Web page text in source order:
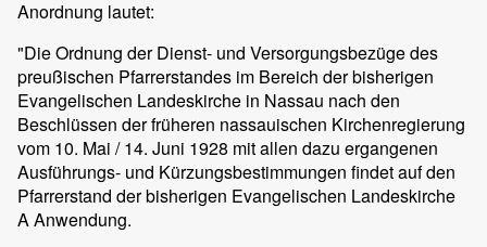
Anordnung lautet:
"Die Ordnung der Dienst- und Versorgungsbezüge des
preußischen Pfarrerstandes im Bereich der bisherigen
Evangelischen Landeskirche in Nassau nach den
Beschlüssen der früheren nassauischen Kirchenregierung
vom 10. Mai / 14. Juni 1928 mit allen dazu ergangenen
Ausführungs- und Kürzungsbestimmungen findet auf den
Pfarrerstand der bisherigen Evangelischen Landeskirche
A Anwendung.